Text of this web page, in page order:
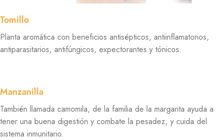
Tomillo
Planta aromática con beneficios antisépticos, antiinflamatorios,
antiparasitarios, antifúngicos, expectorantes y tónicos.
Manzanilla
También llamada camomila, de la familia de la margarita ayuda a
tener una buena digestión y combate la pesadez, y cuida del
sistema inmunitario.